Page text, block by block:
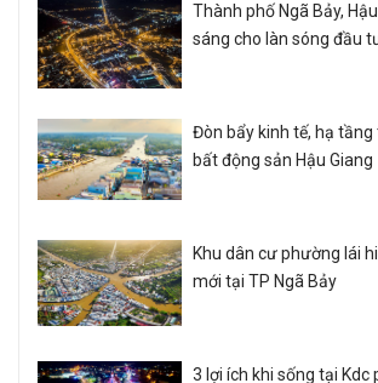
Thành phố Ngã Bảy,
sáng cho làn sóng đầu
Đòn bẩy kinh tế, hạ
bất động sản Hậu Giang
Khu dân cư phường lái
mới tại TP Ngã Bảy
3 lợi ích khi sống tại Kdc